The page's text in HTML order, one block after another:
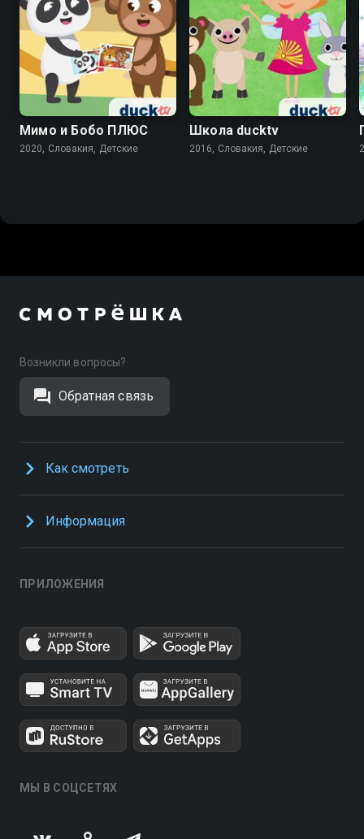
Мимо и Бобо ПЛЮС
2020, Словакия, Детские
Школа ducktv
2016, Словакия, Детские
Возникли вопросы?
Обратная связь
Как смотреть
Информация
ПРИЛОЖЕНИЯ
МЫ В СОЦСЕТЯХ